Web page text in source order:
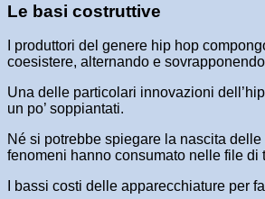
Le basi costruttive
I produttori del genere hip hop
coesistere, alternando e
Una delle particolari innovazioni
un po’ soppiantati.
Né si potrebbe spiegare la nascita
fenomeni hanno consumato nelle file di
I bassi costi delle apparecchiature per